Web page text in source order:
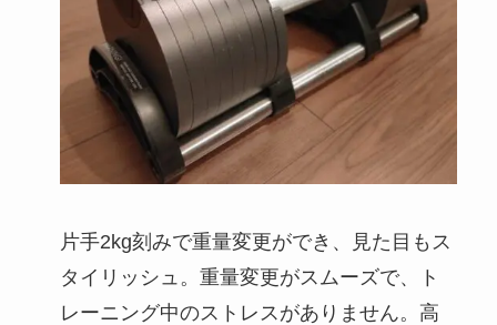
片手2kg刻みで重量変更ができ、見た目もス
タイリッシュ。重量変更がスムーズで、ト
レーニング中のストレスがありません。高